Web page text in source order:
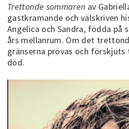
Trettonde sommaren av
gastkramande och välskriven
Angelica och Sandra, födda på
års mellanrum. Om det
gränserna prövas och förskjuts
död.